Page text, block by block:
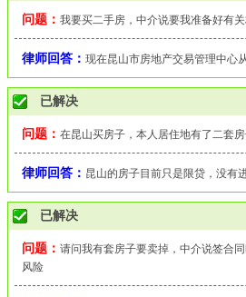
问题： 我要买二手房，中介说要我准备好有
律师回答： 现在昆山市房地产交易管理中心
已解决
问题： 在昆山买房子，本人居住地有了二套
律师回答： 昆山的房子目前只是限贷，没有
已解决
问题： 请问我有套房子要卖掉，中介说签合
风险